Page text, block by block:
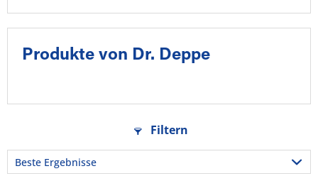
Produkte von Dr. Deppe
Filtern